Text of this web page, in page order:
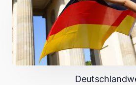
Regensburg
Ausbildungen
Rhein-Neckar-
Ausbildungen